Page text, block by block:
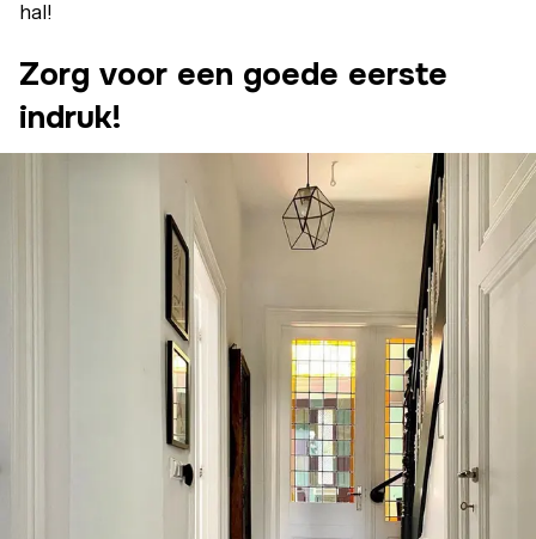
hal!
Zorg voor een goede eerste
indruk!